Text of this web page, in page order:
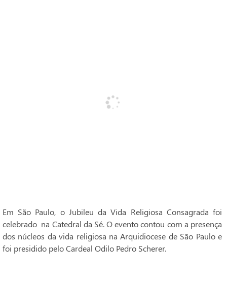
Em São Paulo, o Jubileu da Vida Religiosa Consagrada foi
celebrado na Catedral da Sé. O evento contou com a presença
dos núcleos da vida religiosa na Arquidiocese de São Paulo e
foi presidido pelo Cardeal Odilo Pedro Scherer.